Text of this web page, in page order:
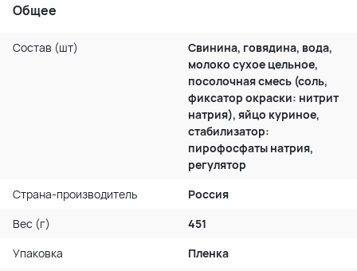
Общее
Состав (шт)
Свинина, говядина, вода,
молоко сухое цельное,
посолочная смесь (соль,
фиксатор окраски: нитрит
натрия), яйцо куриное,
стабилизатор:
пирофосфаты натрия,
регулятор
Страна-производитель
Россия
Вес (г)
451
Упаковка
Пленка